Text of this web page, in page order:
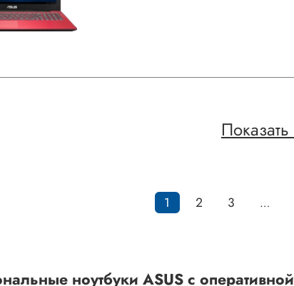
1 2 3 …
ноутбуки ASUS с